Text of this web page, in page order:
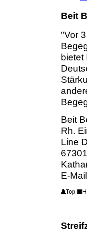
Beit
"Vor
bietet
Beit
Rh.
Line
E-